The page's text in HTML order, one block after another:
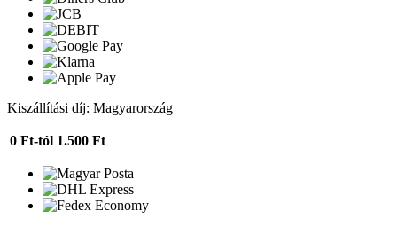
Kiszállítási díj: Magyarország
0 Ft-tól 1.500 Ft